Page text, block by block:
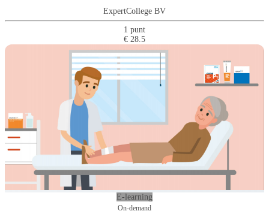
ExpertCollege BV
1 punt
€ 28.5
E-learning
On-demand